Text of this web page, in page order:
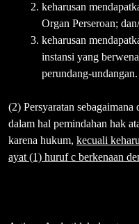
keharusan
Organ Perseroan;
keharusan
instansi yang
perundang-undangan.
(2) Persyaratan
dalam hal pemindahan hak
karena hukum, kecuali
ayat (1) huruf c berkenaan